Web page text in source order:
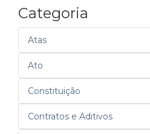
Categoria
Atas
Ato
Constituição
Contratos e Aditivos